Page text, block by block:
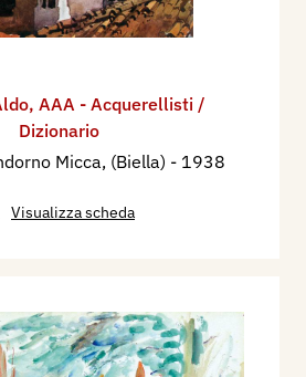
, AAA - Acquerellisti /
Dizionario
Micca, (Biella) - 1938
Visualizza scheda